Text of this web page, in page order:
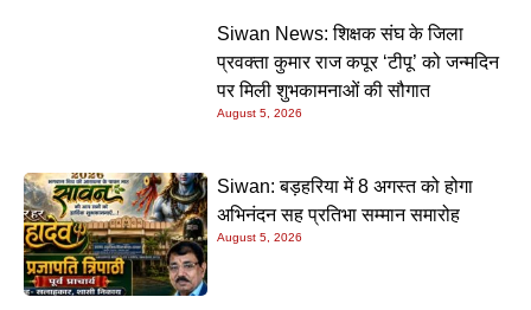
Siwan News: शिक्षक संघ के जिला
प्रवक्ता कुमार राज कपूर ‘टीपू’ को जन्मदिन
पर मिली शुभकामनाओं की सौगात
August 5, 2026
Siwan: बड़हरिया में 8 अगस्त को होगा
अभिनंदन सह प्रतिभा सम्मान समारोह
August 5, 2026